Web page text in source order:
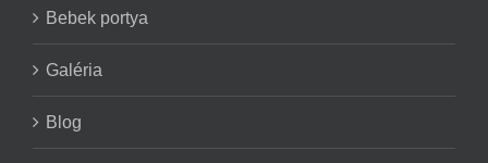
Bebek portya
Galéria
Blog